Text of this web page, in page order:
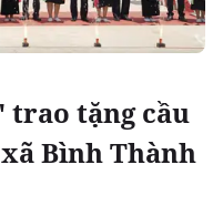
trao tặng cầu
Bình Thành